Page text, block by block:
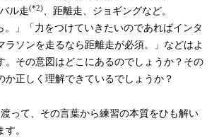
ル走(*2)
、距離走、ジョギングなど。
。」「力をつけていきたいのであればインタ
ラソンを走るなら距離走が必須。」などはよ
。その意図はどこにあるのでしょうか？その
か正しく理解できているでしょうか？
って、その言葉から練習の本質をひも解い
。